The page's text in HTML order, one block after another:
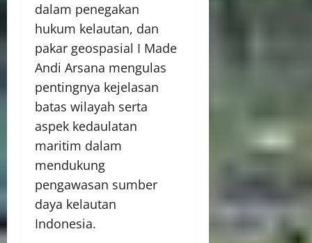
dalam penegakan
hukum kelautan, dan
pakar geospasial I Made
Andi Arsana mengulas
pentingnya kejelasan
batas wilayah serta
aspek kedaulatan
maritim dalam
mendukung
pengawasan sumber
daya kelautan
Indonesia.